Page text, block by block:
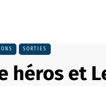
SORTIES
héros et